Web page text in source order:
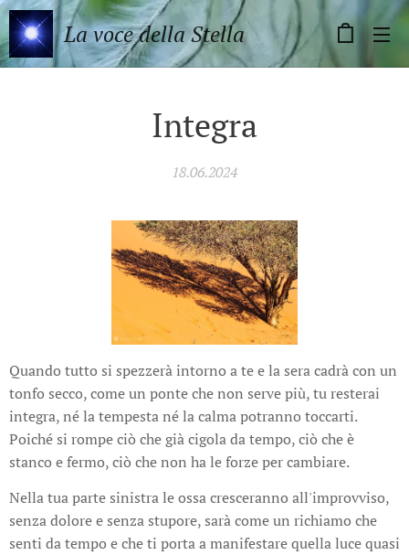
La voce della Stella
Integra
18.06.2024
Quando tutto si spezzerà intorno a te e la sera cadrà con un
tonfo secco, come un ponte che non serve più, tu resterai
integra, né la tempesta né la calma potranno toccarti.
Poiché si rompe ciò che già cigola da tempo, ciò che è
stanco e fermo, ciò che non ha le forze per cambiare.
Nella tua parte sinistra le ossa cresceranno all'improvviso,
senza dolore e senza stupore, sarà come un richiamo che
senti da tempo e che ti porta a manifestare quella luce quasi